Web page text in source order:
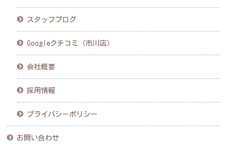
スタッフブログ
Googleクチコミ（市川店）
会社概要
採用情報
プライバシーポリシー
お問い合わせ